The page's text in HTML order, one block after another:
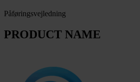
Påføringsvejledning
PRODUCT NAME